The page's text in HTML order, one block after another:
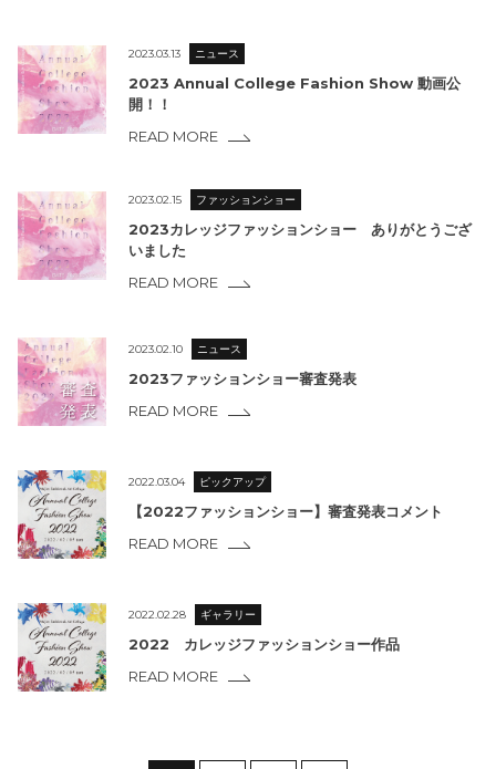
2023.03.13 ニュース
2023 Annual College Fashion Show 動画公
開！！
READ MORE
2023.02.15 ファッションショー
2023カレッジファッションショー ありがとうござ
いました
READ MORE
2023.02.10 ニュース
2023ファッションショー審査発表
READ MORE
2022.03.04 ピックアップ
【2022ファッションショー】審査発表コメント
READ MORE
2022.02.28 ギャラリー
2022 カレッジファッションショー作品
READ MORE